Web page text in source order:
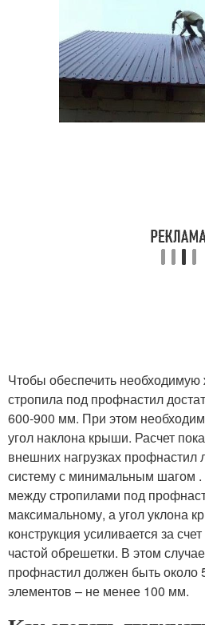
Чтобы обеспечить необходимую
стропила под профнастил
600-900 мм. При этом
угол наклона крыши. Расчет
внешних нагрузках профнастил
систему с минимальным шагом .
между стропилами под
максимальному, а угол уклона
конструкция усиливается за
частой обрешетки. В этом
профнастил должен быть
элементов – не менее 100 мм.